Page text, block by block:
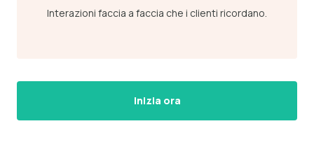
Interazioni faccia a faccia che i clienti ricordano.
Inizia ora